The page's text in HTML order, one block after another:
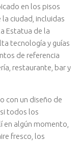
en los pisos
ciudad, incluidas
Estatua de la
tecnología y guías
de referencia
restaurante, bar y
con un diseño de
todos los
en algún momento,
fresco, los